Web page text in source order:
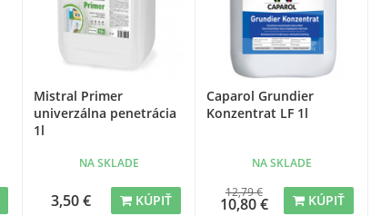
Mistral Primer
univerzálna penetrácia
1l
NA SKLADE
3,50 € KÚPIŤ
Caparol Grundier
Konzentrat LF 1l
NA SKLADE
12,79 €
10,80 € KÚPIŤ